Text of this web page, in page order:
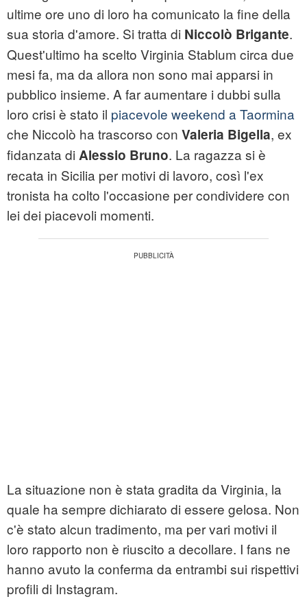
ultime ore uno di loro ha comunicato la fine della
sua storia d'amore. Si tratta di Niccolò Brigante.
Quest'ultimo ha scelto Virginia Stablum circa due
mesi fa, ma da allora non sono mai apparsi in
pubblico insieme. A far aumentare i dubbi sulla
loro crisi è stato il piacevole weekend a Taormina
che Niccolò ha trascorso con Valeria Bigella, ex
fidanzata di Alessio Bruno. La ragazza si è
recata in Sicilia per motivi di lavoro, così l'ex
tronista ha colto l'occasione per condividere con
lei dei piacevoli momenti.
La situazione non è stata gradita da Virginia, la
quale ha sempre dichiarato di essere gelosa. Non
c'è stato alcun tradimento, ma per vari motivi il
loro rapporto non è riuscito a decollare. I fans ne
hanno avuto la conferma da entrambi sui rispettivi
profili di Instagram.